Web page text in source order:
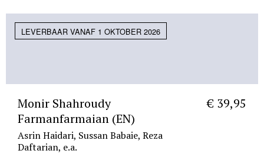
LEVERBAAR VANAF 1 OKTOBER 2026
Monir Shahroudy
Farmanfarmaian (EN)
Asrin Haidari, Sussan Babaie, Reza
Daftarian, e.a.
€ 39,95